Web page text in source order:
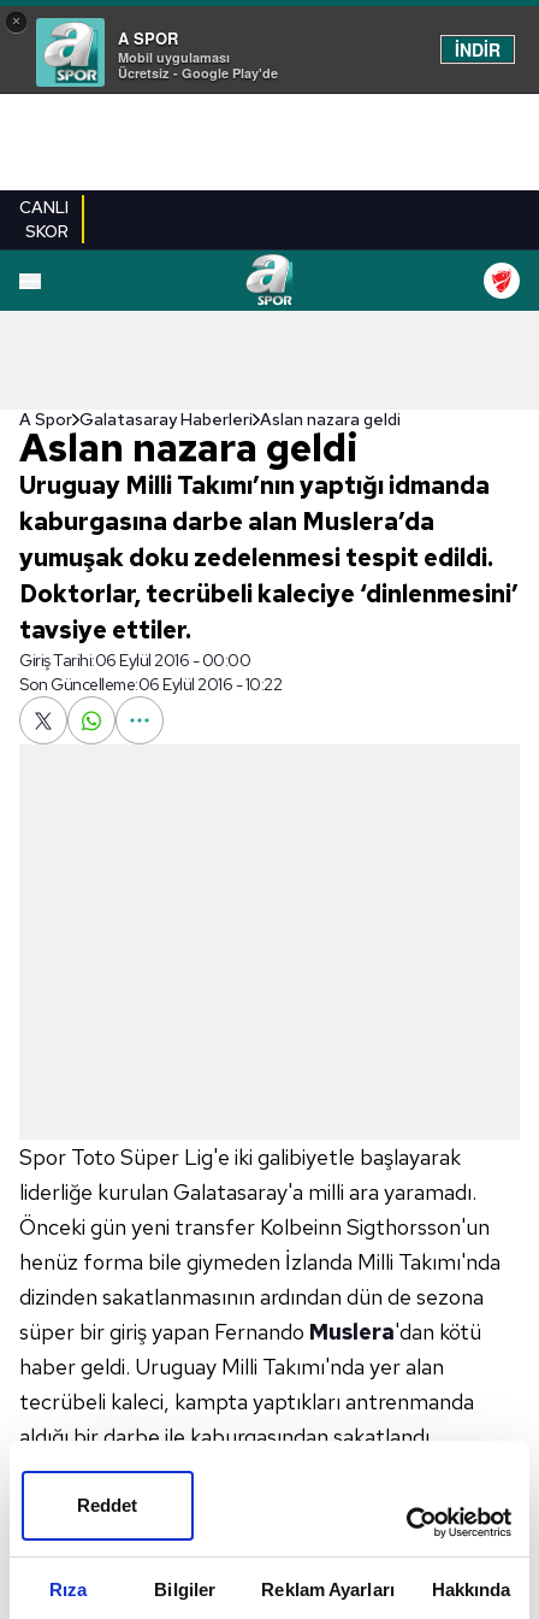
Rıza Bilgiler Reklam Ayarları Hakkında
Reddet
×
A SPOR
Mobil uygulaması
Ücretsiz - Google Play'de
İNDİR
CANLI
SKOR
A Spor Galatasaray Haberleri Aslan nazara geldi
Aslan nazara geldi
Uruguay Milli Takımı’nın yaptığı idmanda
kaburgasına darbe alan Muslera’da
yumuşak doku zedelenmesi tespit edildi.
Doktorlar, tecrübeli kaleciye ‘dinlenmesini’
tavsiye ettiler.
Giriş Tarihi:06 Eylül 2016 - 00:00
Son Güncelleme:06 Eylül 2016 - 10:22
Spor Toto Süper Lig'e iki galibiyetle başlayarak
liderliğe kurulan Galatasaray'a milli ara yaramadı.
Önceki gün yeni transfer Kolbeinn Sigthorsson'un
henüz forma bile giymeden İzlanda Milli Takımı'nda
dizinden sakatlanmasının ardından dün de sezona
süper bir giriş yapan Fernando Muslera'dan kötü
haber geldi. Uruguay Milli Takımı'nda yer alan
tecrübeli kaleci, kampta yaptıkları antrenmanda
aldığı bir darbe ile kaburgasından sakatlandı.
YARIDA BIRAKTI
Antrenmanı yarıda bırakan sarı-kırmızılı file
bekçisinin kontrollerinde yumuşak doku zedelenmesi